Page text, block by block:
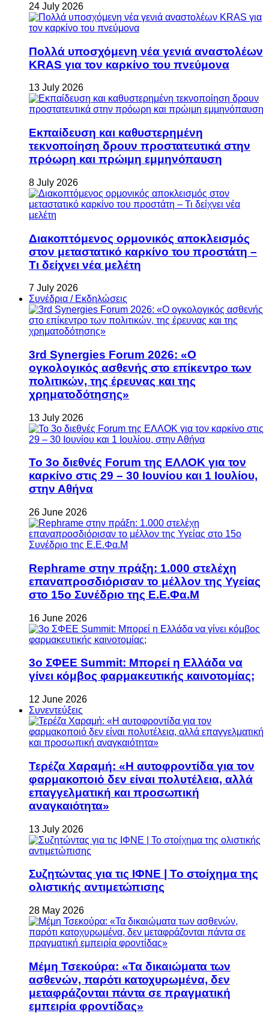
24 July 2026
Πολλά υποσχόμενη νέα γενιά αναστολέων
KRAS για τον καρκίνο του πνεύμονα
13 July 2026
Εκπαίδευση και καθυστερημένη
τεκνοποίηση δρουν προστατευτικά στην
πρόωρη και πρώιμη εμμηνόπαυση
8 July 2026
Διακοπτόμενος ορμονικός αποκλεισμός
στον μεταστατικό καρκίνο του προστάτη –
Τι δείχνει νέα μελέτη
7 July 2026
Συνέδρια / Εκδηλώσεις
3rd Synergies Forum 2026: «Ο
ογκολογικός ασθενής στο επίκεντρο των
πολιτικών, της έρευνας και της
χρηματοδότησης»
13 July 2026
Το 3ο διεθνές Forum της ΕΛΛΟΚ για τον
καρκίνο στις 29 – 30 Ιουνίου και 1 Ιουλίου,
στην Αθήνα
26 June 2026
Rephrame στην πράξη: 1.000 στελέχη
επαναπροσδιόρισαν το μέλλον της Υγείας
στο 15ο Συνέδριο της Ε.Ε.Φα.Μ
16 June 2026
3ο ΣΦΕΕ Summit: Μπορεί η Ελλάδα να
γίνει κόμβος φαρμακευτικής καινοτομίας;
12 June 2026
Συνεντεύξεις
Τερέζα Χαραμή: «Η αυτοφροντίδα για τον
φαρμακοποιό δεν είναι πολυτέλεια, αλλά
επαγγελματική και προσωπική
αναγκαιότητα»
13 July 2026
Συζητώντας για τις ΙΦΝΕ | Το στοίχημα της
ολιστικής αντιμετώπισης
28 May 2026
Μέμη Τσεκούρα: «Τα δικαιώματα των
ασθενών, παρότι κατοχυρωμένα, δεν
μεταφράζονται πάντα σε πραγματική
εμπειρία φροντίδας»